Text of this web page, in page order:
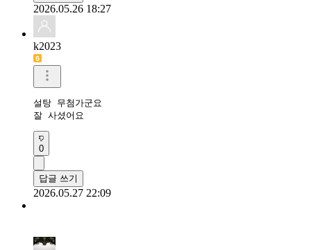
2026.05.26 18:27
k2023
설탕 무첨가군요
잘 사셨어요
0
답글 쓰기
2026.05.27 22:09